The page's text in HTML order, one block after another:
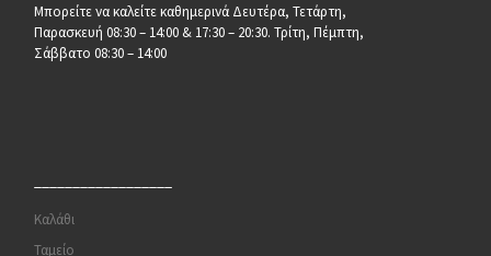
Μπορείτε να καλείτε καθημερινά Δευτέρα, Τετάρτη,
Παρασκευή 08:30 – 14:00 & 17:30 – 20:30. Τρίτη, Πέμπτη,
Σάββατο 08:30 – 14:00
Καλάθι
Ταμείο